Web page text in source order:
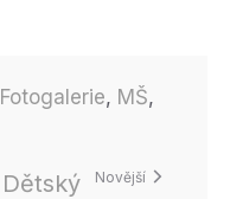
Fotogalerie, MŠ,
Dětský